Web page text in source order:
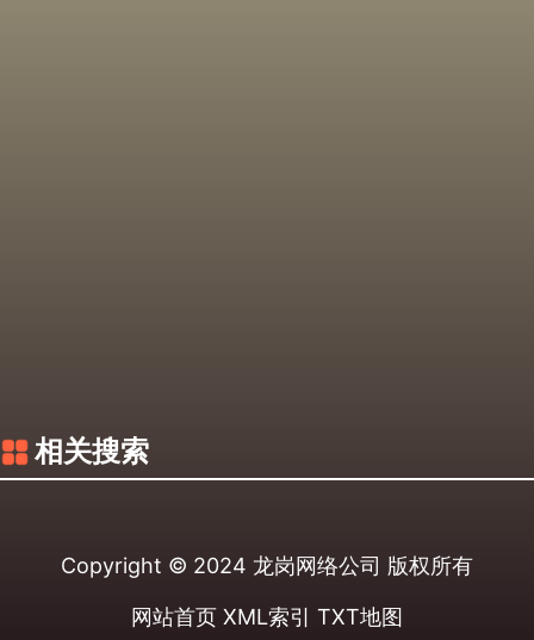
相关搜索
Copyright © 2024 龙岗网络公司 版权所有
网站首页 XML索引 TXT地图